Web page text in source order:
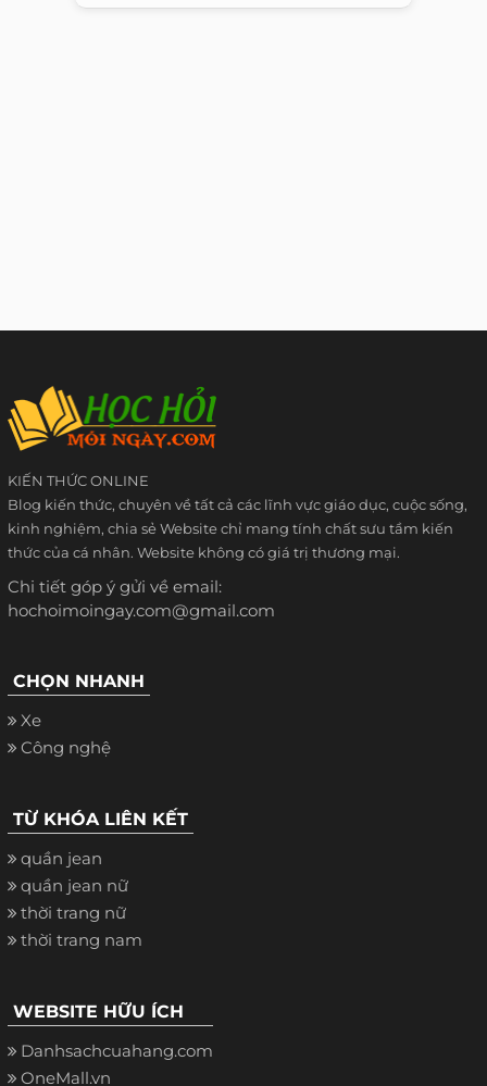
KIẾN THỨC ONLINE
Blog kiến thức, chuyên về tất cả các lĩnh vực giáo dục, cuộc sống,
kinh nghiệm, chia sẻ Website chỉ mang tính chất sưu tầm kiến
thức của cá nhân. Website không có giá trị thương mại.
Chi tiết góp ý gửi về email:
hochoimoingay.com@gmail.com
CHỌN NHANH
Xe
Công nghệ
TỪ KHÓA LIÊN KẾT
quần jean
quần jean nữ
thời trang nữ
thời trang nam
WEBSITE HỮU ÍCH
Danhsachcuahang.com
OneMall.vn